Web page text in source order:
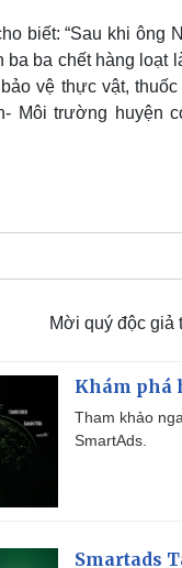
biết: “Sau khi ông
ba ba chết hàng
vệ thực vật,
Môi trường huyện
Mời quý độc giả
Khám phá
Tham khảo
SmartAds.
Smartads